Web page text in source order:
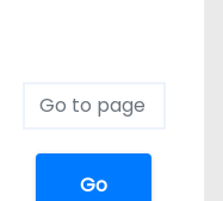
Go